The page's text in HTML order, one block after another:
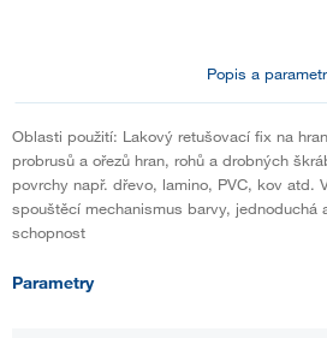
Popis a
Oblasti použití: Lakový retušovací fix na
probrusů a ořezů hran, rohů a drobných
povrchy např. dřevo, lamino, PVC, kov atd.
spouštěcí mechanismus barvy, jednoduchá
schopnost
Parametry